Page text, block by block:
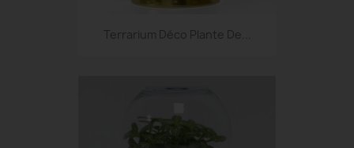
Terrarium Déco Plante De...